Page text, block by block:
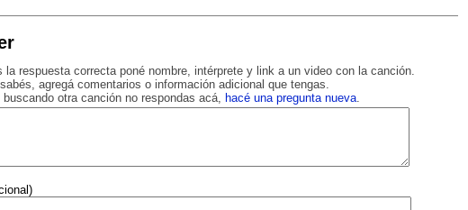
la respuesta correcta poné nombre, intérprete y link a un video con la canción.
agregá comentarios o información adicional que tengas.
otra canción no respondas acá, hacé una pregunta nueva.